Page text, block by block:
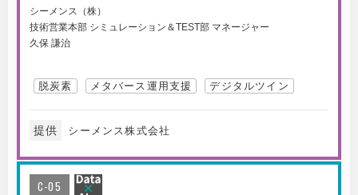
シーメンス（株）
技術営業本部 シミュレーション＆TEST部 マネージャー
久保 謙治
脱炭素 メタバース運用支援 デジタルツイン
提供 シーメンス株式会社
C-05